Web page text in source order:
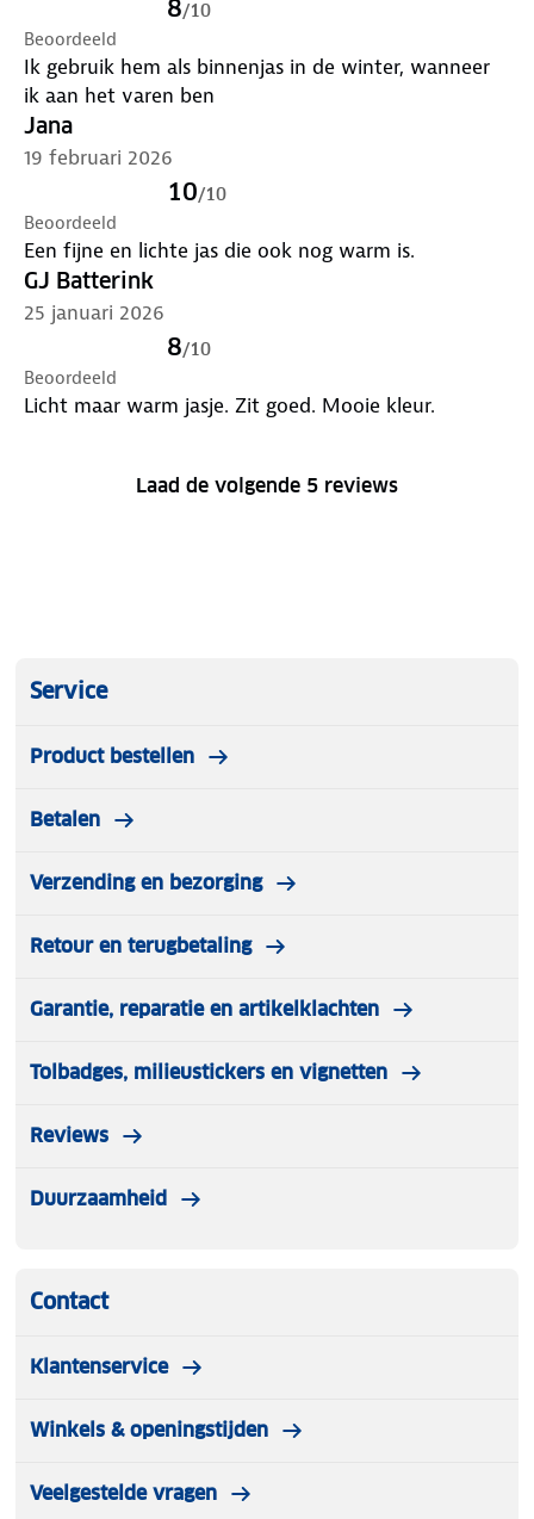
8/10
Beoordeeld
Ik gebruik hem als binnenjas in de winter, wanneer
ik aan het varen ben
Jana
19 februari 2026
10/10
Beoordeeld
Een fijne en lichte jas die ook nog warm is.
GJ Batterink
25 januari 2026
8/10
Beoordeeld
Licht maar warm jasje. Zit goed. Mooie kleur.
Laad de volgende 5 reviews
Service
Product bestellen
Betalen
Verzending en bezorging
Retour en terugbetaling
Garantie, reparatie en artikelklachten
Tolbadges, milieustickers en vignetten
Reviews
Duurzaamheid
Contact
Klantenservice
Winkels & openingstijden
Veelgestelde vragen